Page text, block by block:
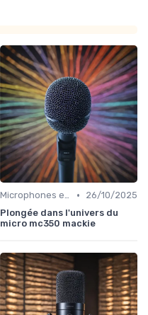
Microphones et préamplis •
26/10/2025
Plongée dans l'univers du
micro mc350 mackie